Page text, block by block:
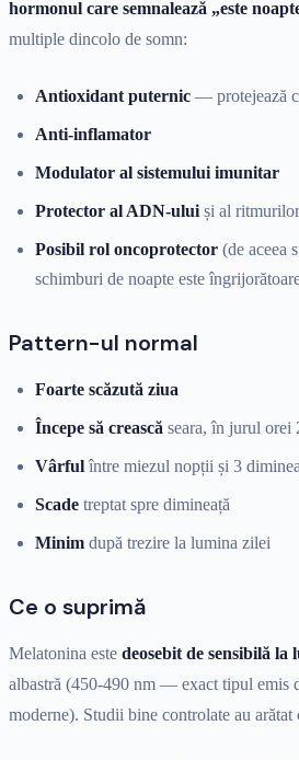
hormonul care semnalează „este
multiple dincolo de somn:
Antioxidant puternic — protejează
Anti-inflamator
Modulator al sistemului imunitar
Protector al ADN-ului și al
Posibil rol oncoprotector (de aceea
schimburi de noapte este
Pattern-ul normal
Foarte scăzută ziua
Începe să crească seara, în jurul orei
Vârfulîntre miezul nopții și 3
Scade treptat spre dimineață
Minim după trezire la lumina zilei
Ce o suprimă
Melatonina este deosebit de sensibilă la
albastră (450-490 nm — exact tipul emis
moderne). Studii bine controlate au arătat